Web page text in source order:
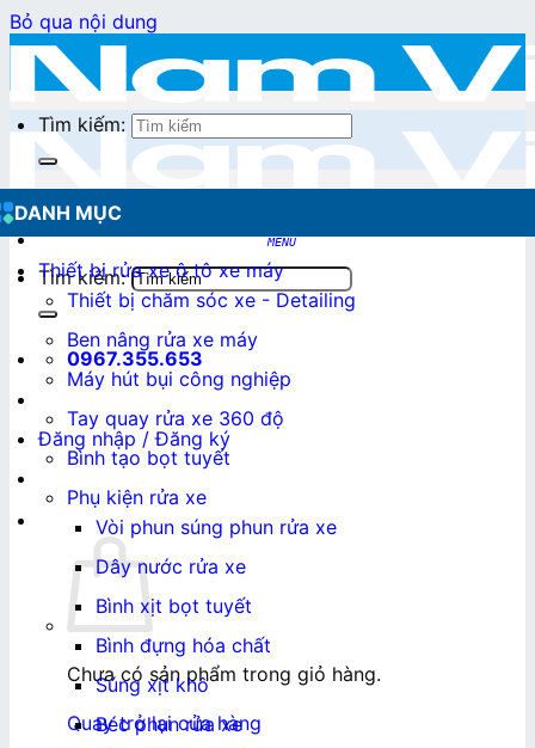
Bỏ qua nội dung
Tìm kiếm:
0967.355.653
Đăng nhập / Đăng ký
Chưa có sản phẩm trong giỏ hàng.
Quay trở lại cửa hàng
Tìm kiếm:
DANH MỤC
Thiết bị rửa xe ô tô xe máy
Thiết bị chăm sóc xe - Detailing
Ben nâng rửa xe máy
Máy hút bụi công nghiệp
Tay quay rửa xe 360 độ
Bình tạo bọt tuyết
Phụ kiện rửa xe
Vòi phun súng phun rửa xe
Dây nước rửa xe
Bình xịt bọt tuyết
Bình đựng hóa chất
Súng xịt khô
Béc phun rửa xe